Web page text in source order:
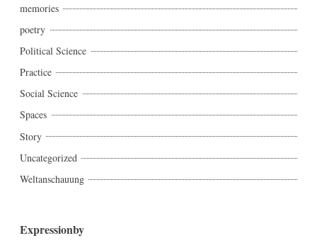
memories
poetry
Political Science
Practice
Social Science
Spaces
Story
Uncategorized
Weltanschauung
Expressionby